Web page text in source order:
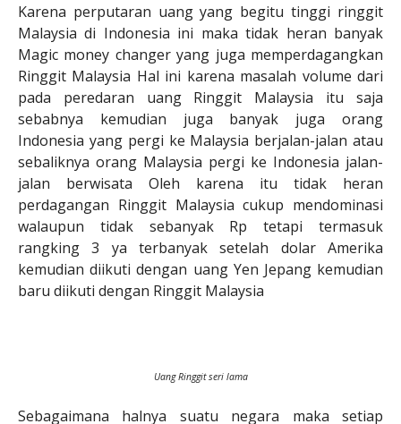
Karena perputaran uang yang begitu tinggi ringgit
Malaysia di Indonesia ini maka tidak heran banyak
Magic money changer yang juga memperdagangkan
Ringgit Malaysia Hal ini karena masalah volume dari
pada peredaran uang Ringgit Malaysia itu saja
sebabnya kemudian juga banyak juga orang
Indonesia yang pergi ke Malaysia berjalan-jalan atau
sebaliknya orang Malaysia pergi ke Indonesia jalan-
jalan berwisata Oleh karena itu tidak heran
perdagangan Ringgit Malaysia cukup mendominasi
walaupun tidak sebanyak Rp tetapi termasuk
rangking 3 ya terbanyak setelah dolar Amerika
kemudian diikuti dengan uang Yen Jepang kemudian
baru diikuti dengan Ringgit Malaysia
Uang Ringgit seri lama
Sebagaimana halnya suatu negara maka setiap